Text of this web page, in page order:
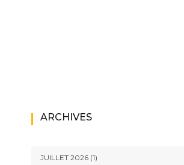
ARCHIVES
JUILLET 2026(1)